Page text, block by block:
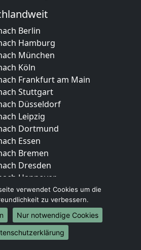
Berlin
Hamburg
München
Köln
Frankfurt am Main
Stuttgart
Düsseldorf
Leipzig
Dortmund
Essen
Bremen
Dresden
Hannover
Nürnberg
Duisburg
Bochum
Wuppertal
Bielefeld
verwendet Cookies um die
zu verbessern.
Nur notwendige Cookies